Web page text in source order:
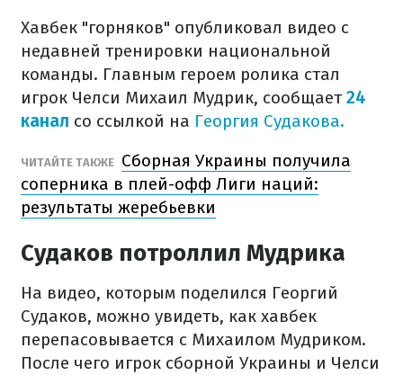
Хавбек "горняков" опубликовал видео с
недавней тренировки национальной
команды. Главным героем ролика стал
игрок Челси Михаил Мудрик, сообщает24
канал со ссылкой на Георгия Судакова.
ЧИТАЙТЕ ТАКЖЕ Сборная Украины получила
соперника в плей-офф Лиги наций:
результаты жеребьевки
Судаков потроллил Мудрика
На видео, которым поделился Георгий
Судаков, можно увидеть, как хавбек
перепасовывается с Михаилом Мудриком.
После чего игрок сборной Украины и Челси